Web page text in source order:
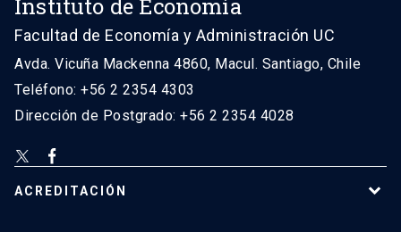
Instituto de Economía
Facultad de Economía y Administración UC
Avda. Vicuña Mackenna 4860, Macul. Santiago, Chile
Teléfono: +56 2 2354 4303
Dirección de Postgrado: +56 2 2354 4028
ACREDITACIÓN